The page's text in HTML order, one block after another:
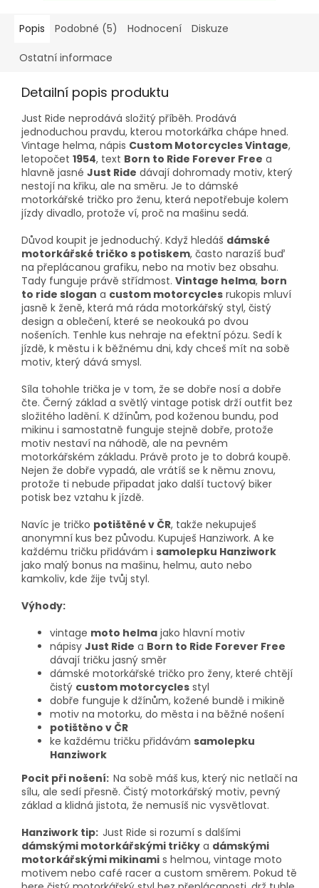
Popis Podobné (5) Hodnocení Diskuze
Ostatní informace
Detailní popis produktu
Just Ride neprodává složitý příběh. Prodává
jednoduchou pravdu, kterou motorkářka chápe hned.
Vintage helma, nápis Custom Motorcycles Vintage,
letopočet 1954, text Born to Ride Forever Free a
hlavně jasné Just Ride dávají dohromady motiv, který
nestojí na křiku, ale na směru. Je to dámské
motorkářské tričko pro ženu, která nepotřebuje kolem
jízdy divadlo, protože ví, proč na mašinu sedá.
Důvod koupit je jednoduchý. Když hledáš dámské
motorkářské tričko s potiskem, často narazíš buď
na přeplácanou grafiku, nebo na motiv bez obsahu.
Tady funguje právě střídmost. Vintage helma, born
to ride slogan a custom motorcycles rukopis mluví
jasně k ženě, která má ráda motorkářský styl, čistý
design a oblečení, které se neokouká po dvou
nošeních. Tenhle kus nehraje na efektní pózu. Sedí k
jízdě, k městu i k běžnému dni, kdy chceš mít na sobě
motiv, který dává smysl.
Síla tohohle trička je v tom, že se dobře nosí a dobře
čte. Černý základ a světlý vintage potisk drží outfit bez
složitého ladění. K džínům, pod koženou bundu, pod
mikinu i samostatně funguje stejně dobře, protože
motiv nestaví na náhodě, ale na pevném
motorkářském základu. Právě proto je to dobrá koupě.
Nejen že dobře vypadá, ale vrátíš se k němu znovu,
protože ti nebude připadat jako další tuctový biker
potisk bez vztahu k jízdě.
Navíc je tričko potištěné v ČR, takže nekupuješ
anonymní kus bez původu. Kupuješ Hanziwork. A ke
každému tričku přidávám i samolepku Hanziwork
jako malý bonus na mašinu, helmu, auto nebo
kamkoliv, kde žije tvůj styl.
Výhody:
vintage moto helma jako hlavní motiv
nápisy Just Ride a Born to Ride Forever Free
dávají tričku jasný směr
dámské motorkářské tričko pro ženy, které chtějí
čistý custom motorcycles styl
dobře funguje k džínům, kožené bundě i mikině
motiv na motorku, do města i na běžné nošení
potištěno v ČR
ke každému tričku přidávám samolepku
Hanziwork
Pocit při nošení: Na sobě máš kus, který nic netlačí na
sílu, ale sedí přesně. Čistý motorkářský motiv, pevný
základ a klidná jistota, že nemusíš nic vysvětlovat.
Hanziwork tip: Just Ride si rozumí s dalšími
dámskými motorkářskými tričky a dámskými
motorkářskými mikinami s helmou, vintage moto
motivem nebo café racer a custom směrem. Pokud tě